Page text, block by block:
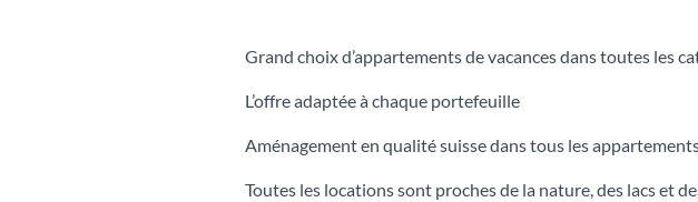
Grand choix d’appartements de vacances dans toutes les
L’offre adaptée à chaque portefeuille
Aménagement en qualité suisse dans tous les
Toutes les locations sont proches de la nature, des lacs et